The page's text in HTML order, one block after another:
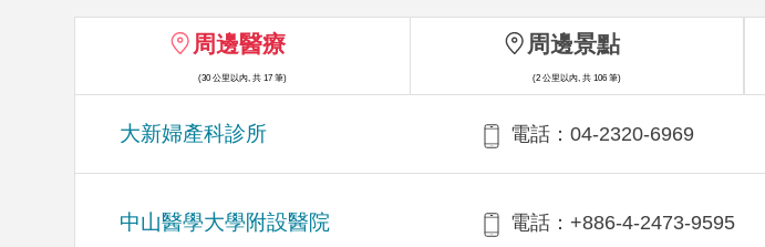
周邊醫療
(30 公里以內, 共 17 筆)
大新婦產科診所 電話：04-2320-6969
中山醫學大學附設醫院 電話：+886-4-2473-9595
周邊景點
(2 公里以內, 共 106 筆)